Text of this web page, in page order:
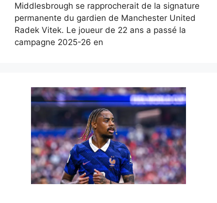
Middlesbrough se rapprocherait de la signature
permanente du gardien de Manchester United
Radek Vitek. Le joueur de 22 ans a passé la
campagne 2025-26 en